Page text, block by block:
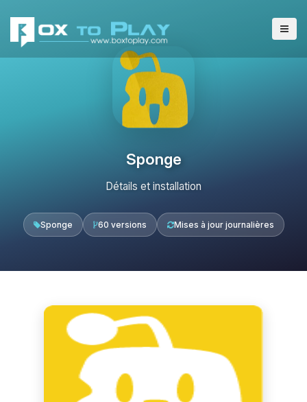
Sponge
Détails et installation
Sponge 60 versions Mises à jour journalières